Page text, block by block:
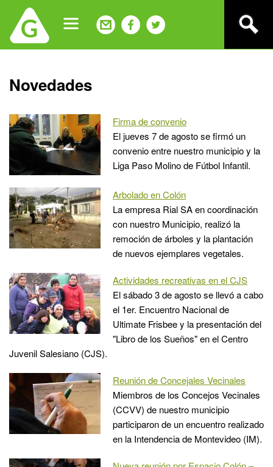
navigation
Back
to
Novedades
Firma de convenio
El jueves 7 de agosto se firmó un
convenio entre nuestro municipio y la
Liga Paso Molino de Fútbol Infantil.
Arbolado en Colón
La empresa Rial SA en coordinación
con nuestro Municipio, realizó la
remoción de árboles y la plantación
de nuevos ejemplares vegetales.
Actividades recreativas en el CJS
El sábado 3 de agosto se llevó a cabo
el 1er. Encuentro Nacional de
Ultimate Frisbee y la presentación del
"Libro de los Sueños" en el Centro
Juvenil Salesiano (CJS).
Reunión de Concejales Vecinales
Miembros de los Concejos Vecinales
(CCVV) de nuestro municipio
participaron de un encuentro realizado
en la Intendencia de Montevideo (IM).